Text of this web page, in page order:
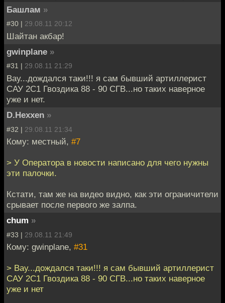
Башлам »
#30 | 29.08.11 20:12
Шайтан акбар!
gwinplane »
#31 | 29.08.11 21:29
Вау...дождался таки!!! я сам бывший артиллерист
САУ 2С1 Гвоздика 88 - 90 СГВ...но таких наверное
уже и нет.
D.Hexxen »
#32 | 29.08.11 21:34
Кому: местный, #7
> У Оператора в новости написано для чего нужны
эти палочки.
Кстати, там же на видео видно, как эти ограничители
срывает после первого же залпа.
chum »
#33 | 29.08.11 21:49
Кому: gwinplane, #31
> Вау...дождался таки!!! я сам бывший артиллерист
САУ 2С1 Гвоздика 88 - 90 СГВ...но таких наверное
уже и нет